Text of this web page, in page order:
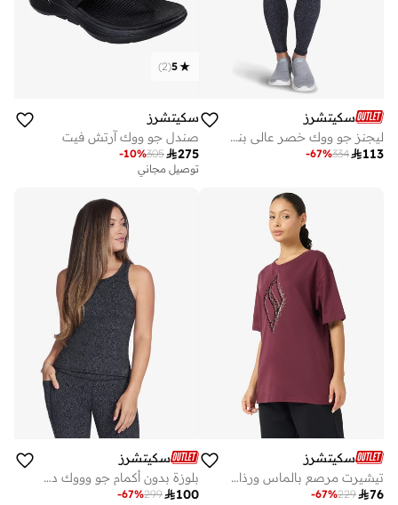
سكيتشرز
ليجنز جو ووك خصر عالي بنقشة زهور الأقحوان
113
334
-67%
5
(
2
)
سكيتشرز
صندل جو ووك آرتش فيت
275
305
-10%
توصيل مجاني
سكيتشرز
تيشيرت مرصع بالماس ورذاذ ذهبي
76
229
-67%
سكيتشرز
بلوزة بدون أكمام جو وووك ديزيز
100
299
-67%